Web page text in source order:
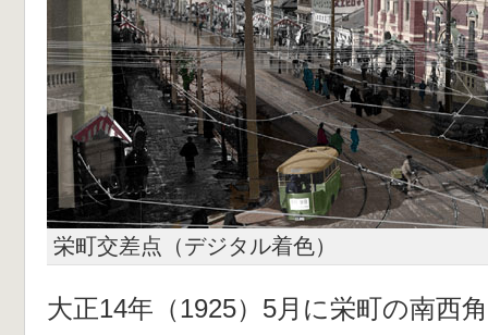
栄町交差点（デジタル着色）
大正14年（1925）5月に栄町の南西